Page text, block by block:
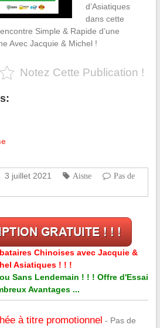
d’Asiatiques
dans cette
Simple & Rapide d’une
Avec Jacquie & Michel !
Notez Cette Publication !
3 juillet 2021 Aisne
Pas de
Chinoises avec Jacquie &
Asiatiques ! ! !
Sans Lendemain ! ! ! Offre d'Essai
Avantages ...
à titre promotionnel - Pas de